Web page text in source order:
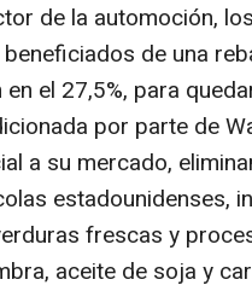
de la automoción,
de una
el 27,5%, para
por parte de
a su mercado,
estadounidenses,
frescas y
aceite de soja y